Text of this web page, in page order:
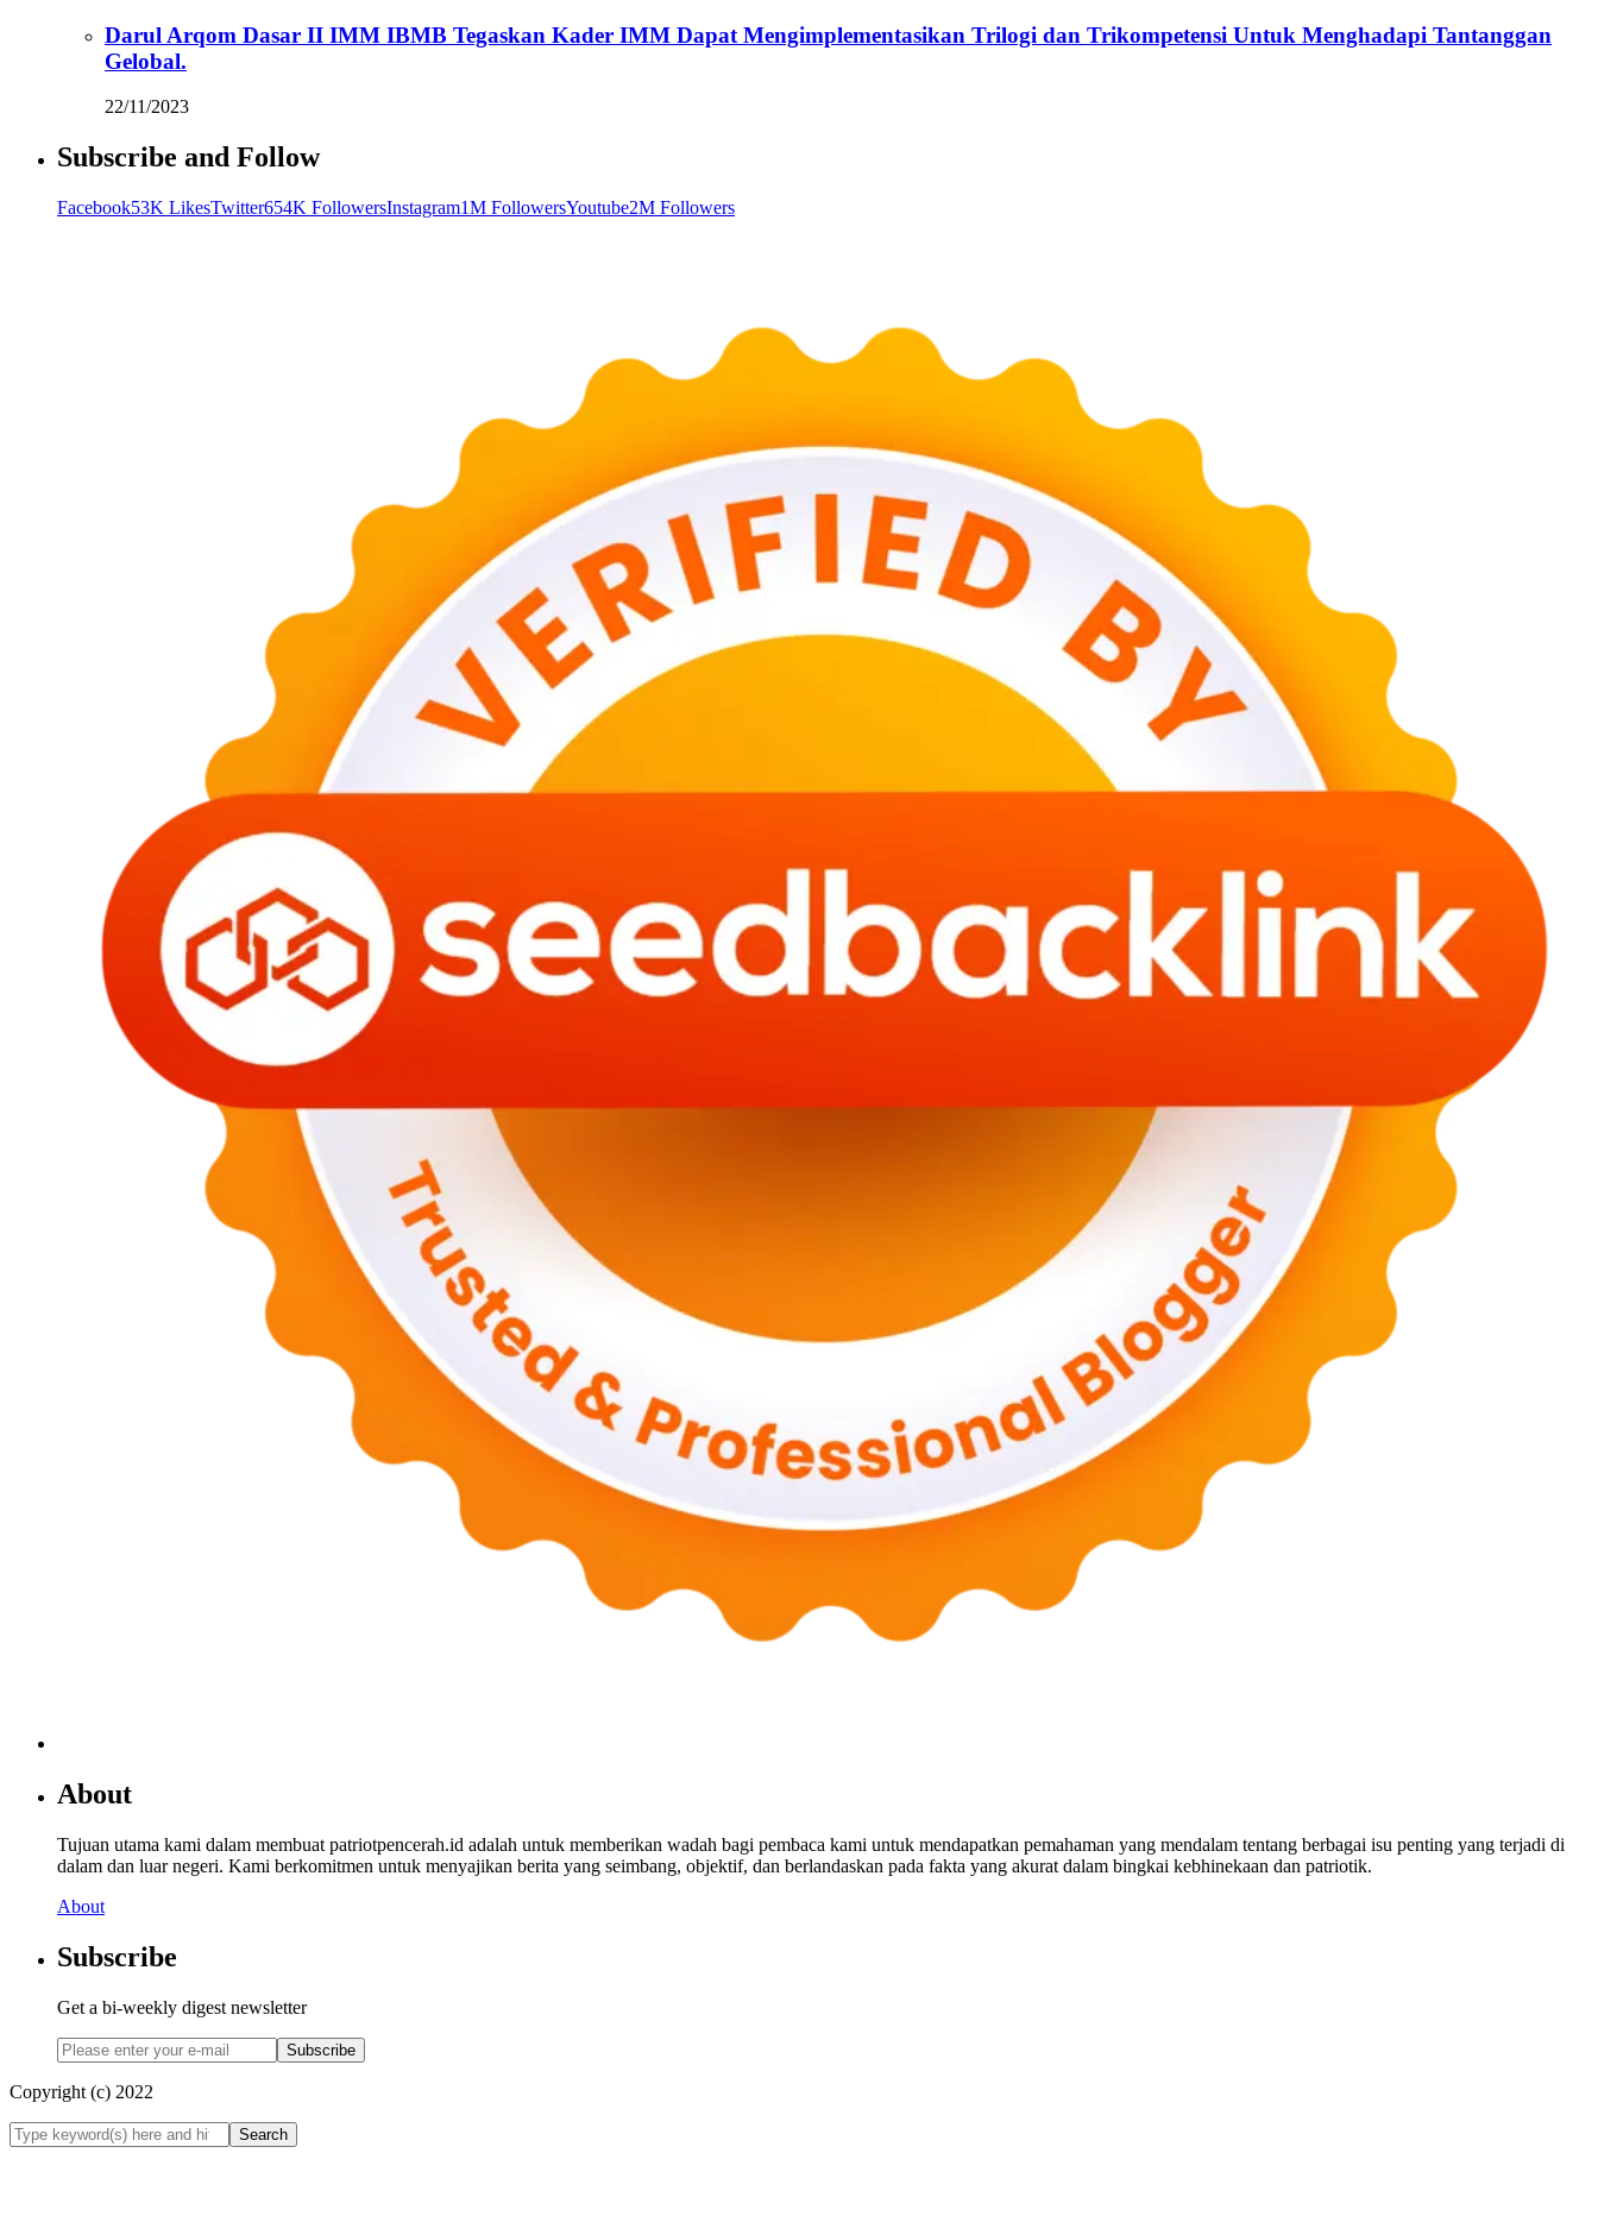
Darul Arqom Dasar II IMM IBMB Tegaskan Kader IMM Dapat Mengimplementasikan Trilogi dan Trikompetensi Untuk Menghadapi Tantanggan
Gelobal.
22/11/2023
Subscribe and Follow
Facebook53K LikesTwitter654K FollowersInstagram1M FollowersYoutube2M Followers
About
Tujuan utama kami dalam membuat patriotpencerah.id adalah untuk memberikan wadah bagi pembaca kami untuk mendapatkan pemahaman yang mendalam tentang berbagai isu penting yang terjadi di
dalam dan luar negeri. Kami berkomitmen untuk menyajikan berita yang seimbang, objektif, dan berlandaskan pada fakta yang akurat dalam bingkai kebhinekaan dan patriotik.
About
Subscribe
Get a bi-weekly digest newsletter
Subscribe
Copyright (c) 2022